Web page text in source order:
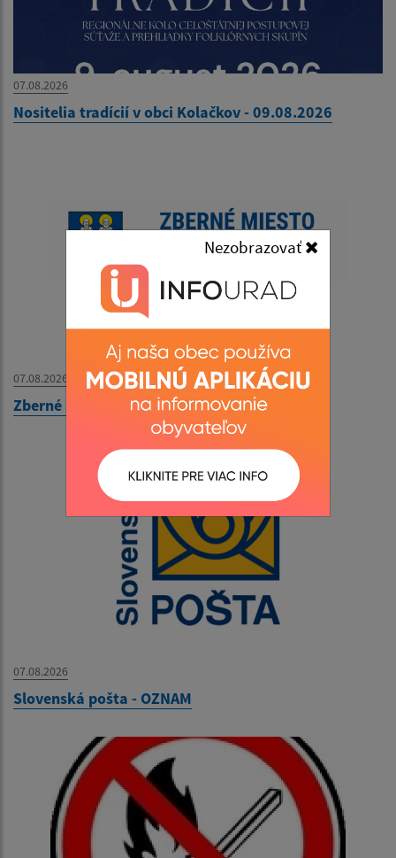
Nezobrazovať
07.08.2026
Nositelia tradícií v obci Kolačkov - 09.08.2026
07.08.2026
Zberné miesto - OZNAM
07.08.2026
Slovenská pošta - OZNAM